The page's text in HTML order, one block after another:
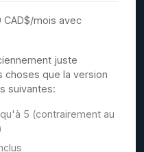
CAD$/mois avec
juste
que la version
suivantes:
5 (contrairement au